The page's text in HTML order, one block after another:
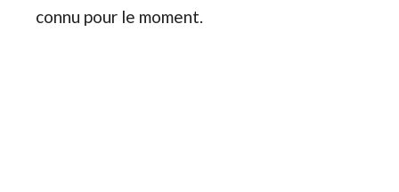
connu pour le moment.